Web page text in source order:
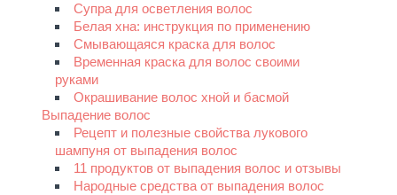
Супра для осветления волос
Белая хна: инструкция по применению
Смывающаяся краска для волос
Временная краска для волос своими
руками
Окрашивание волос хной и басмой
Выпадение волос
Рецепт и полезные свойства лукового
шампуня от выпадения волос
11 продуктов от выпадения волос и отзывы
Народные средства от выпадения волос